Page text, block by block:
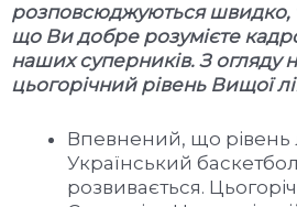
розповсюджуються швидко,
що Ви добре розумієте
наших суперників. З огляду
цьогорічний рівень Вищої
Впевнений, що рівень
Український
розвивається.